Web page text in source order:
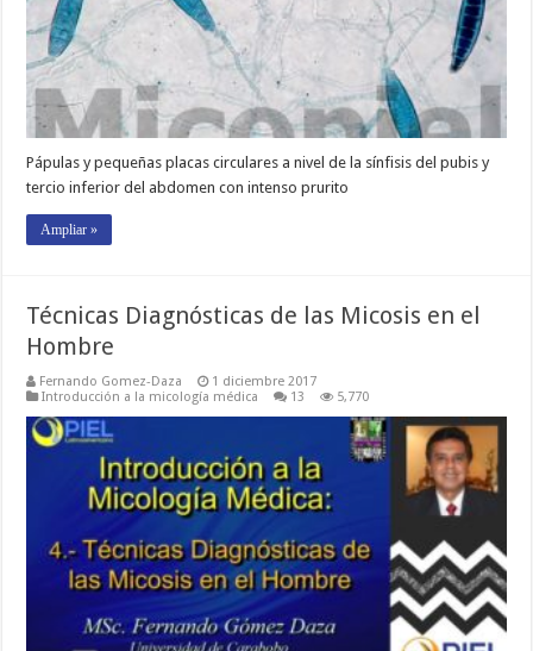
Pápulas y pequeñas placas circulares a nivel de la sínfisis del pubis y
tercio inferior del abdomen con intenso prurito
Ampliar »
Técnicas Diagnósticas de las Micosis en el
Hombre
Fernando Gomez-Daza
1 diciembre 2017
Introducción a la micología médica
13 5,770